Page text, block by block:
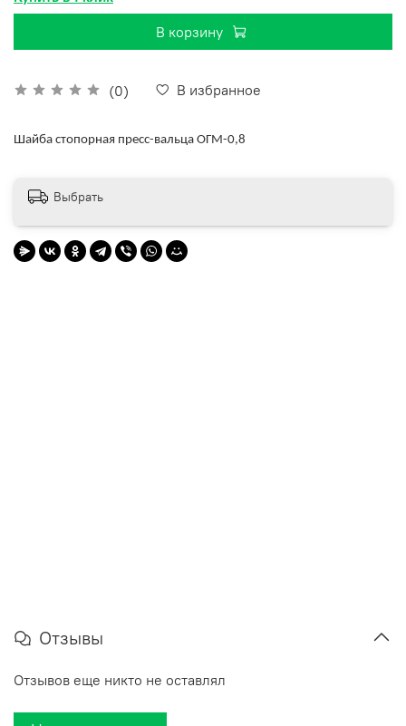
(0) В избранное
В корзину
Шайба стопорная пресс-вальца ОГМ-0,8
Выбрать
Отзывы
Отзывов еще никто не оставлял